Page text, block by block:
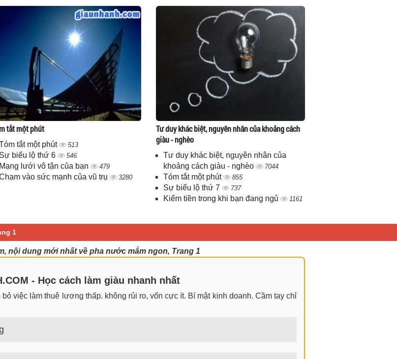
tắt một phút
tắt một phút 513
Sự biểu lộ thứ 6 546
Mạng lưới vô tận của bạn 479
vào sức mạnh của vũ trụ 3280
Tư duy khác biệt, nguyên nhân của khoảng cách
giàu - nghèo
Tư duy khác biệt, nguyên nhân của
khoảng cách giàu - nghèo
7044
Tóm tắt một phút 855
Sự biểu lộ thứ 7 737
Kiếm tiền trong khi bạn đang ngủ 1161
1
nội dung mới nhất về pha nước mắm ngon, Trang 1
- Học cách làm giàu nhanh nhất
việc làm thuê lương thấp. không rủi ro, vốn cực ít. Bí mật kinh doanh. Cầm tay chỉ